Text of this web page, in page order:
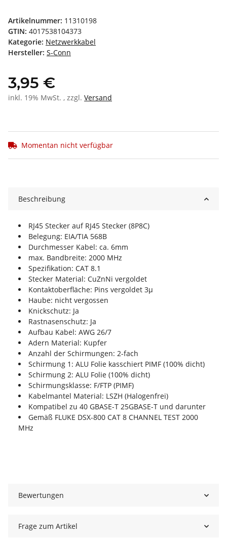
Artikelnummer: 11310198
GTIN: 4017538104373
Kategorie: Netzwerkkabel
Hersteller: S-Conn
3,95 €
inkl. 19% MwSt. , zzgl. Versand
Momentan nicht verfügbar
Beschreibung
RJ45 Stecker auf RJ45 Stecker (8P8C)
Belegung: EIA/TIA 568B
Durchmesser Kabel: ca. 6mm
max. Bandbreite: 2000 MHz
Spezifikation: CAT 8.1
Stecker Material: CuZnNi vergoldet
Kontaktoberfläche: Pins vergoldet 3µ
Haube: nicht vergossen
Knickschutz: Ja
Rastnasenschutz: Ja
Aufbau Kabel: AWG 26/7
Adern Material: Kupfer
Anzahl der Schirmungen: 2-fach
Schirmung 1: ALU Folie kasschiert PIMF (100% dicht)
Schirmung 2: ALU Folie (100% dicht)
Schirmungsklasse: F/FTP (PIMF)
Kabelmantel Material: LSZH (Halogenfrei)
Kompatibel zu 40 GBASE-T 25GBASE-T und darunter
Gemäß FLUKE DSX-800 CAT 8 CHANNEL TEST 2000
MHz
Bewertungen
Frage zum Artikel